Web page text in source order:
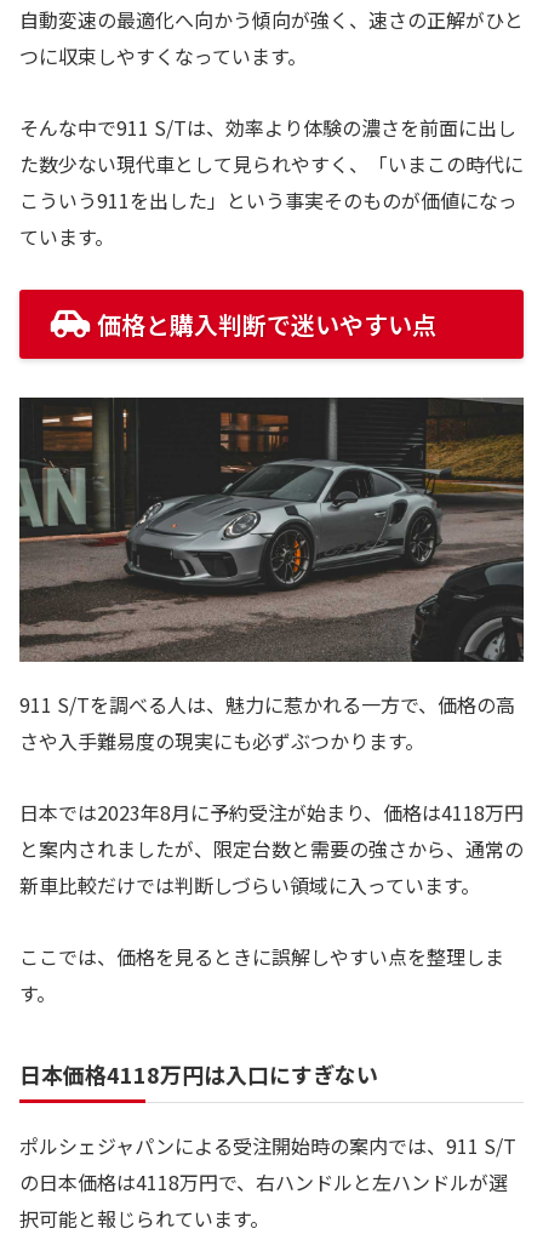
自動変速の最適化へ向かう傾向が強く、速さの正解がひと
つに収束しやすくなっています。
そんな中で911 S/Tは、効率より体験の濃さを前面に出し
た数少ない現代車として見られやすく、「いまこの時代に
こういう911を出した」という事実そのものが価値になっ
ています。
価格と購入判断で迷いやすい点
911 S/Tを調べる人は、魅力に惹かれる一方で、価格の高
さや入手難易度の現実にも必ずぶつかります。
日本では2023年8月に予約受注が始まり、価格は4118万円
と案内されましたが、限定台数と需要の強さから、通常の
新車比較だけでは判断しづらい領域に入っています。
ここでは、価格を見るときに誤解しやすい点を整理しま
す。
日本価格4118万円は入口にすぎない
ポルシェジャパンによる受注開始時の案内では、911 S/T
の日本価格は4118万円で、右ハンドルと左ハンドルが選
択可能と報じられています。